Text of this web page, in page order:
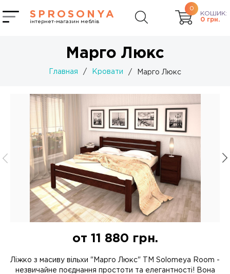
SPROSONYA
інтернет-магазин меблів
0
КОШИК:
0 грн.
Марго Люкс
Главная / Кровати / Марго Люкс
от 11 880 грн.
Ліжко з масиву вільхи "Марго Люкс" ТМ Solomeya Room -
незвичайне поєднання простоти та елегантності! Вона